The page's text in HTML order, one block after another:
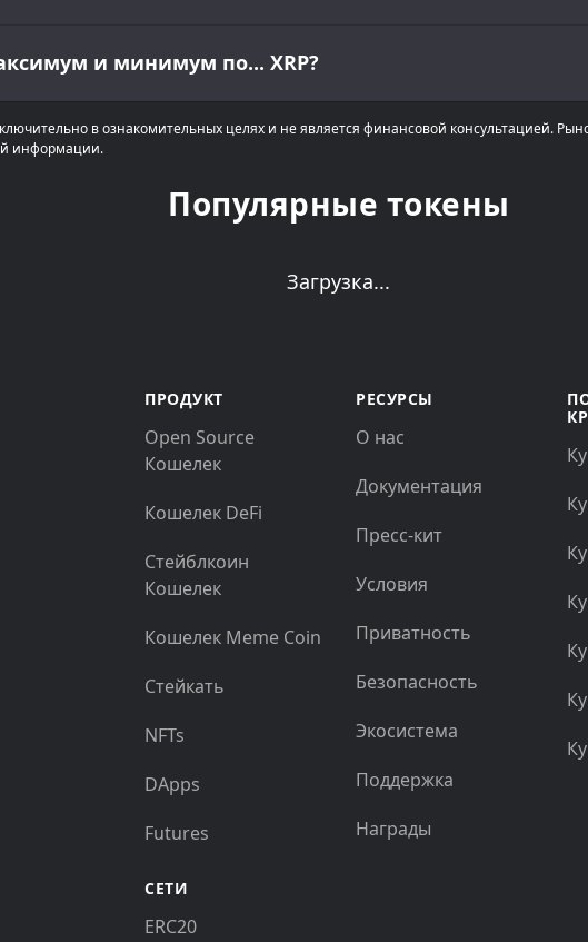
и минимум по... XRP?
в ознакомительных целях и не является финансовой консультацией.
информации.
Популярные токены
Загрузка...
ПРОДУКТ
Open Source
Кошелек
Кошелек DeFi
Стейблкоин
Кошелек
Кошелек Meme Coin
Стейкать
NFTs
DApps
Futures
СЕТИ
ERC20
РЕСУРСЫ
О нас
Документация
Пресс-кит
Условия
Приватность
Безопасность
Экосистема
Поддержка
Награды